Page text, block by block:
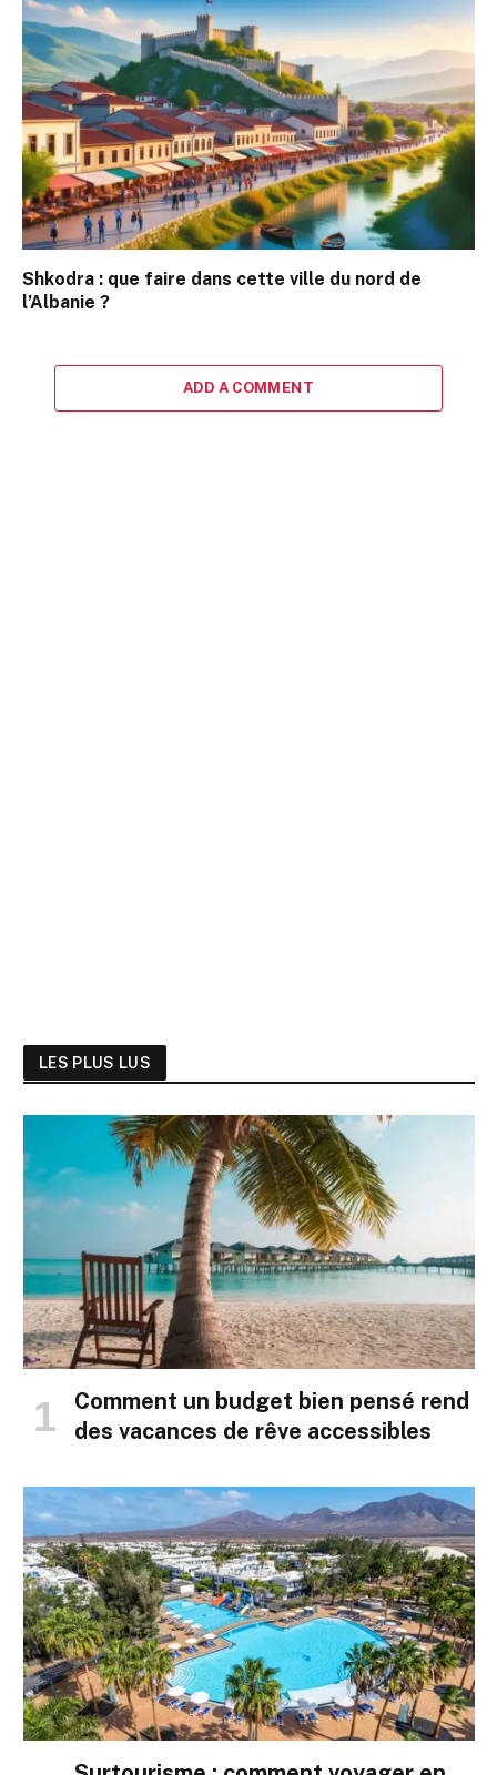
Shkodra : que faire dans cette ville du nord de
l’Albanie ?
ADD A COMMENT
LES PLUS LUS
Comment un budget bien pensé rend
des vacances de rêve accessibles